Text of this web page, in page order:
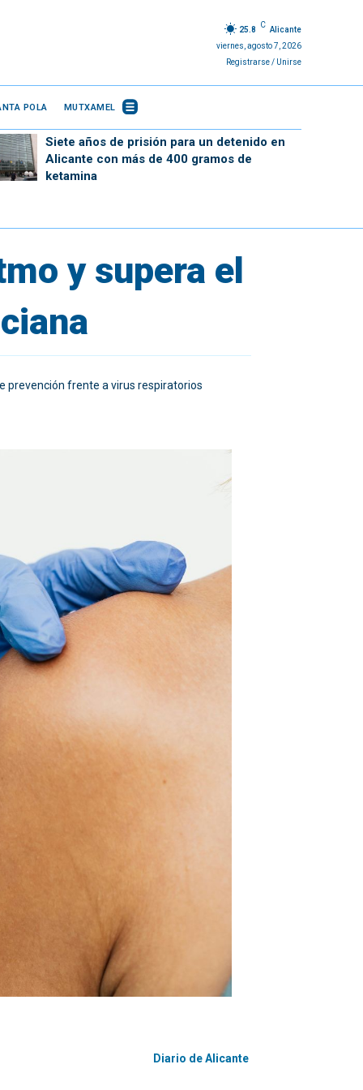
25.8
C
Alicante
viernes, agosto 7, 2026
Registrarse / Unirse
POLA MUTXAMEL
Siete años de prisión para un detenido en
Alicante con más de 400 gramos de
ketamina
y supera el
prevención frente a virus respiratorios
Diario de Alicante